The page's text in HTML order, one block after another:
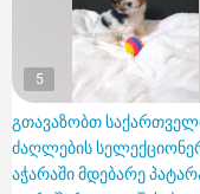
5
გთავაზობთ
ძაღლების
აჭარაში მდებარე